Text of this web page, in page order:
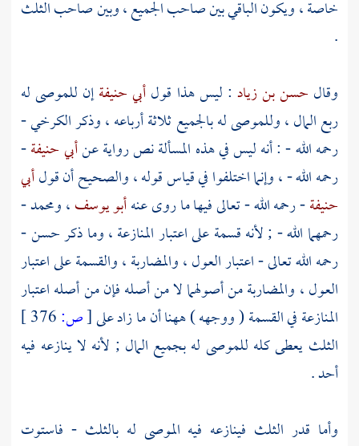
خاصة ، ويكون الباقي بين صاحب الجميع ، وبين صاحب الثلث
.
وقال حسن بن زياد : ليس هذا قولأبي حنيفةإن للموصى له
ربع المال ، وللموصى له بالجميع ثلاثة أرباعه ، وذكرالكرخي-
رحمه الله - : أنه ليس في هذه المسألة نص رواية عنأبي حنيفة-
رحمه الله - ، وإنما اختلفوا في قياس قوله ، والصحيح أن قولأبي
حنيفة- رحمه الله - تعالى فيها ما روى عنهأبو يوسف، ومحمد-
رحمهما الله - ; لأنه قسمة على اعتبار المنازعة ، وما ذكرحسن-
رحمه الله تعالى - اعتبار العول ، والمضاربة ، والقسمة على اعتبار
العول ، والمضاربة من أصولهما لا من أصله فإن من أصله اعتبار
المنازعة في القسمة ( ووجهه ) ههنا أن ما زاد على[ص:
الثلث يعطى كله للموصى له بجميع المال ; لأنه لا ينازعه فيه
أحد .
وأما قدر الثلث فينازعه فيه الموصى له بالثلث - فاستوت